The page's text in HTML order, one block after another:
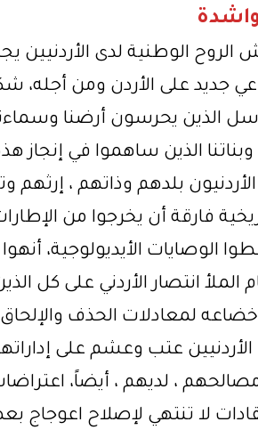
الروح الوطنية لدى
جديد على الأردن ومن أجله،
الذين يحرسون أرضنا
الذين ساهموا في إنجاز
بلدهم وذاتهم ، إرثهم
فارقة أن يخرجوا من
الوصايات الأيديولوجية،
الملأ انتصار الأردني على كل
لمعادلات الحذف
عتب وعشم على
مصالحهم ، لديهم ، أيضاً،
لا تنتهي لإصلاح اعوجاج